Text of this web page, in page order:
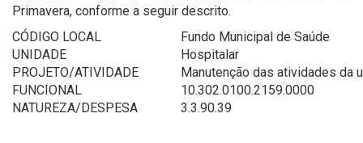
Primavera, conforme a seguir descrito.
CÓDIGO LOCAL
Fundo Municipal de Saúde
UNIDADE
Hospitalar
PROJETO/ATIVIDADE
Manutenção das atividades da
FUNCIONAL
10.302.0100.2159.0000
NATUREZA/DESPESA
3.3.90.39